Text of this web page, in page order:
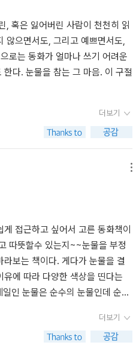
각났다. 눈물까지 흘리는 정치인
고 있으니... 이들에게 정말 이 동
을 꺼내서 주고 싶다. 그들에게
치인만은 아니지. 어른들에게도
을 한다. 눈물 상자 없이 자연스레
이면 더 좋겠지만.
상자>를 읽게 된 것이다. 눈물~
많을 것이다.눈물의 종류도 다
하는 아저씨의 말을 빌리자면,' 주
을 때 흘리는 눈물... 회색이 감도
.... 연보랏빛 눈물은 잘못을 후회
물은 부끄럽거나 자신이 미워서
때 흘리는 눈물이란다. ' (p16)눈
의 주인공은 태어날 때부터 눈
라, 자연의 현상에도 눈물을 흘릴
'눈물단지'' 눈물단지래, 울보래
느날, 놀림의 대상이었던 눈물단
씨와 그가 가지고 온 검은 가방
매 밖으로 모습을 드러내는 복
로운 푸른빛을 띤 푸른 휘파람새.
. 아저씨가 찾는 눈물은 세상에서
세상의 모든 눈물이 태어나기 전
의 눈물. 세상의 모든 눈물들 사이
로, 아무리 단단하게 얼어 붙었던
뜨거움과 서늘함, 가장 눈부신 밝
거기 진짜 빛이 어리는 거야. ' (p
, 혹은 잃어버린 사람이 천천히 읽
않으면서도, 그리고 예쁘면서도,
로는 동화가 얼마나 쓰기 어려운
다. 눈물을 참는 그 마음. 이 구절
더보기
접근하고 싶어서 고른 동화책이
따뜻할수 있는지~~눈물을 부정
보는 책이다. 게다가 눈물을 결
에 따라 다양한 색상을 띤다는
인 눈물은 순수의 눈물인데 순수
부끄러워할 일도 아닌 인간의 감
도구임을 다시한번 느끼게 해
더보기